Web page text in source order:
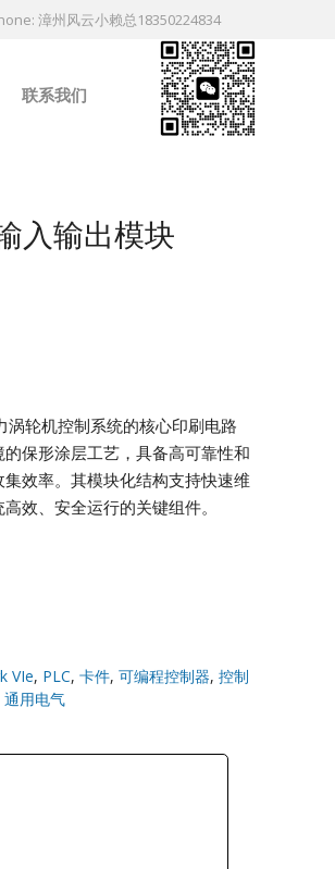
漳州风云小赖总18350224834
联系我们
入输出模块
涡轮机控制系统的核心印刷电路
保形涂层工艺，具备高可靠性和
效率。其模块化结构支持快速维
效、安全运行的关键组件。
VIe, PLC, 卡件, 可编程控制器, 控制
通用电气